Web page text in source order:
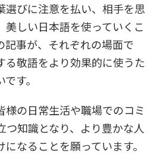
選びに注意を払い、相手を思
美しい日本語を使っていくこ
記事が、それぞれの場面で
る敬語をより効果的に使うた
す。
様の日常生活や職場でのコミ
つ知識となり、より豊かな人
なることを願っています。